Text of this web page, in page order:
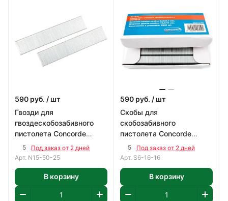
590 руб. / шт
Гвозди для
гвоздескобозабивного
пистолета Concorde
1,05х1,25 25мм 5000шт
5
Под заказ от 2 дней
Арт. N15-50-25
В корзину
590 руб. / шт
Скобы для
скобозабивного
пистолета Concorde
12,9*16 мм 5000 шт.
5
Под заказ от 2 дней
Арт. S6-16-16
В корзину